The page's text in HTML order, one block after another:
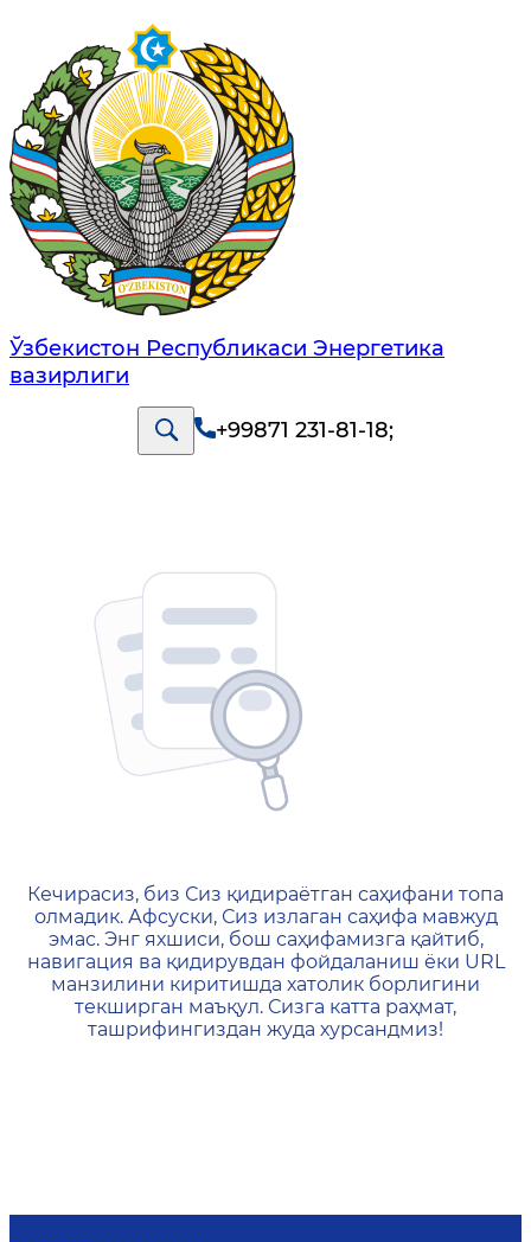
Ўзбекистон Республикаси Энергетика
вазирлиги
+99871 231-81-18;
404 — Страница не
Кечирасиз, биз Сиз қидираётган саҳифани топа
олмадик. Афсуски, Сиз излаган саҳифа мавжуд
эмас. Энг яхшиси, бош саҳифамизга қайтиб,
навигация ва қидирувдан фойдаланиш ёки URL
манзилини киритишда хатолик борлигини
текширган маъқул. Сизга катта раҳмат,
ташрифингиздан жуда хурсандмиз!